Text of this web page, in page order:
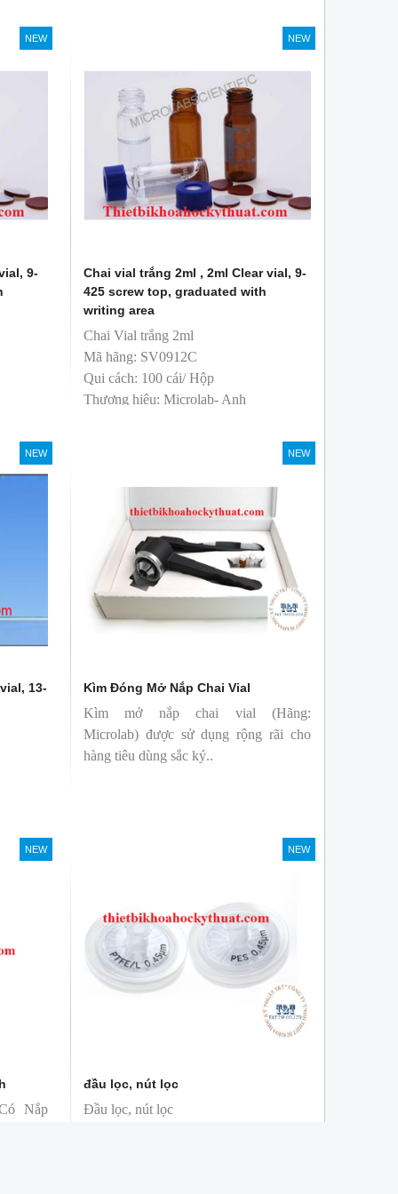
NEW
9-
NEW
Chai vial trắng 2ml , 2ml Clear vial, 9-
425 screw top, graduated with
writing area
Chai Vial trắng 2ml
Mã hãng: SV0912C
Qui cách: 100 cái/ Hộp
Thương hiệu: Microlab- Anh
NEW
13-
NEW
Kìm Đóng Mở Nắp Chai Vial
Kìm mở nắp chai vial (Hãng:
Microlab) được sử dụng rộng rãi cho
hàng tiêu dùng sắc ký..
NEW
Nắp
NEW
đầu lọc, nút lọc
Đầu lọc, nút lọc